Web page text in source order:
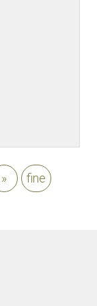
» fine